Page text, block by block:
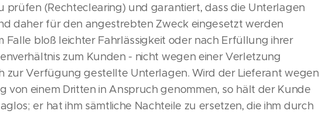
prüfen (Rechteclearing) und garantiert, dass die Unterlagen
daher für den angestrebten Zweck eingesetzt werden
Falle bloß leichter Fahrlässigkeit oder nach Erfüllung ihrer
zum Kunden - nicht wegen einer Verletzung
zur Verfügung gestellte Unterlagen. Wird der Lieferant wegen
von einem Dritten in Anspruch genommen, so hält der Kunde
er hat ihm sämtliche Nachteile zu ersetzen, die ihm durch